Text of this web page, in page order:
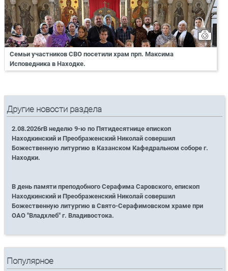
Семьи участников СВО посетили храм прп. Максима
Исповедника в Находке.
Другие новости раздела
2.08.2026гВ неделю 9-ю по Пятидесятнице епископ
Находкинский и Преображенский Николай совершил
Божественную литургию в Казанском Кафедральном соборе г.
Находки.
В день памяти преподобного Серафима Саровского, епископ
Находкинский и Преображенский Николай совершил
Божественную литургию в Свято-Серафимовском храме при
ОАО "Владхлеб" г. Владивостока.
Популярное